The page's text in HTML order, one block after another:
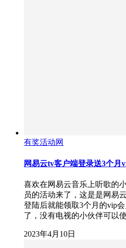
有奖活动网
网易云tv客户端登录送3个月
喜欢在网易云音乐上听歌的
员的活动来了，这是是网易
登陆后就能领取3个月的vip
了，没有电视的小伙伴可以
2023年4月10日